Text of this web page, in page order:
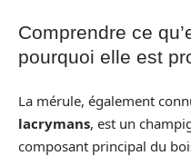
Comprendre ce
pourquoi elle est
La mérule, également
lacrymans, est un
composant principal du